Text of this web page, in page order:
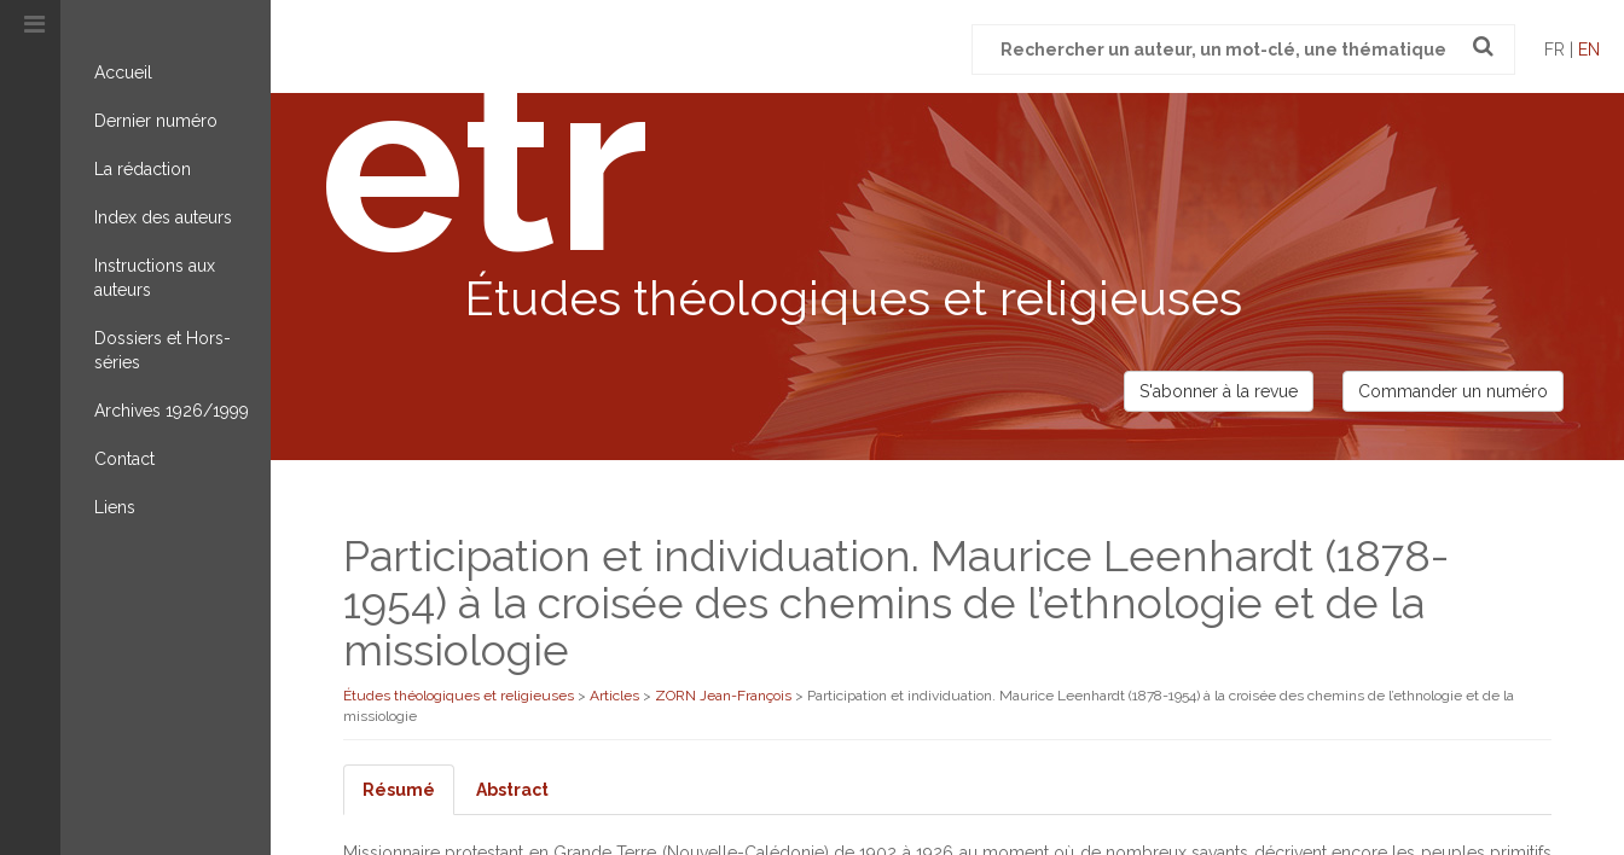
Accueil
Dernier numéro
La rédaction
Index des auteurs
Instructions aux
auteurs
Dossiers et Hors-
séries
Archives 1926/1999
Contact
Liens
pour
FR | EN
etr
Études théologiques et religieuses
S'abonner à la revue Commander un numéro
Participation et individuation. Maurice Leenhardt (1878-
1954) à la croisée des chemins de l’ethnologie et de la
missiologie
Études théologiques et religieuses > Articles > ZORN Jean-François > Participation et individuation. Maurice Leenhardt (1878-1954) à la croisée des chemins de l’ethnologie et de la
missiologie
Résumé Abstract